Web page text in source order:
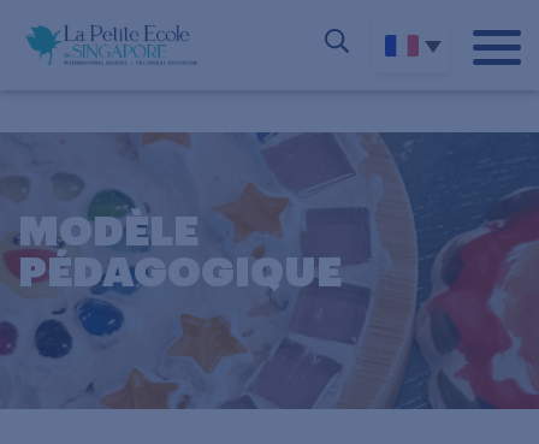
MODÈLE
PÉDAGOGIQUE